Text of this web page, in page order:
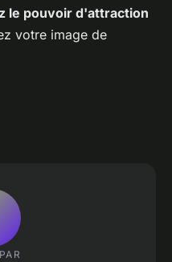
le pouvoir d'attraction
votre image de